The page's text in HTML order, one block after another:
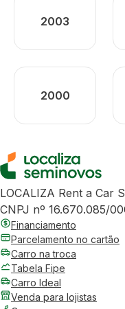
2003
2000
LOCALIZA Rent a Car
CNPJ nº 16.670.085/
Financiamento
Parcelamento no cartão
Carro na troca
Tabela Fipe
Carro Ideal
Venda para lojistas